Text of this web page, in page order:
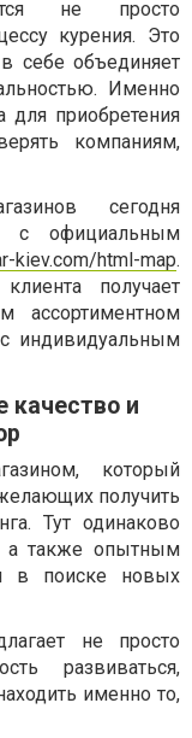
не просто
курения. Это
себе объединяет
Именно
приобретения
компаниям,
сегодня
с официальным
kiev.com/html-map.
получает
ассортиментном
индивидуальным
качество и
который
получить
Тут одинаково
а также опытным
в поиске новых
не просто
развиваться,
именно то,